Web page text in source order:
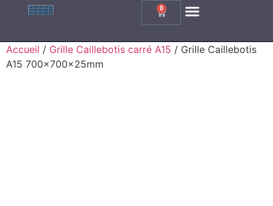
0
Accueil / Grille Caillebotis carré A15 / Grille Caillebotis
A15 700x700x25mm